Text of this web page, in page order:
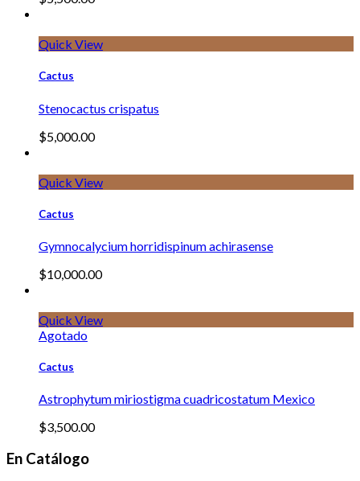
Quick View
Cactus
Stenocactus crispatus
$5,000.00
Quick View
Cactus
Gymnocalycium horridispinum achirasense
$10,000.00
Quick View
Agotado
Cactus
Astrophytum miriostigma cuadricostatum Mexico
$3,500.00
En Catálogo